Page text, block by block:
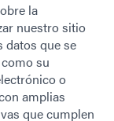
la
nuestro sitio
datos que se
su
o
amplias
que cumplen